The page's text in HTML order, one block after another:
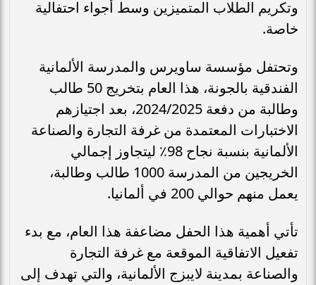
وتكريم الطلاب المتميزين وسط أجواء احتفالية
خاصة.
وتحتفل مؤسسة ساويرس والمدرسة الألمانية
الفندقية بالجونة، هذا العام بتخريج 50 طالب
وطالبة من دفعة 2024/2025، بعد اجتيازهم
الاختبارات المعتمدة من غرفة التجارة والصناعة
الألمانية بنسبة نجاح 98٪ ليتجاوز إجمالي
الخريجين من المدرسة 1000 طالب وطالبة،
يعمل منهم حوالي 200 في ألمانيا.
تأتي أهمية هذا الحفل مضاعفة هذا العام، مع بدء
تفعيل الاتفاقية الموقعة مع غرفة التجارة
والصناعة بمدينة لايبزج الألمانية، والتي تهدف إلى